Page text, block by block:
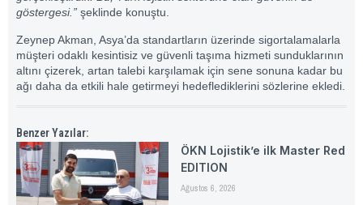
göstergesi.” şeklinde konuştu.
Zeynep Akman, Asya’da standartların üzerinde sigortalamalarla
müşteri odaklı kesintisiz ve güvenli taşıma hizmeti sunduklarının
altını çizerek, artan talebi karşılamak için sene sonuna kadar bu
ağı daha da etkili hale getirmeyi hedeflediklerini sözlerine ekledi.
Benzer Yazılar:
ÖKN Lojistik’e ilk Master Red
EDITION
Ağustos 6, 2026